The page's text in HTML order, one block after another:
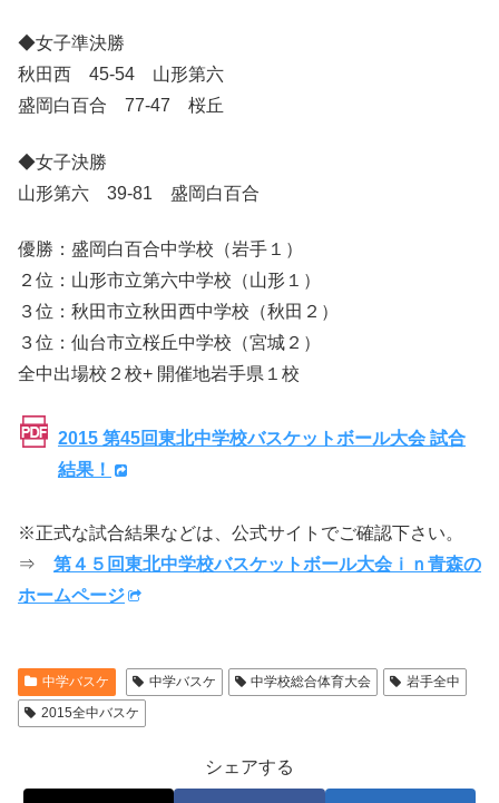
◆女子準決勝
秋田西 45-54 山形第六
盛岡白百合 77-47 桜丘
◆女子決勝
山形第六 39-81 盛岡白百合
優勝：盛岡白百合中学校（岩手１）
２位：山形市立第六中学校（山形１）
３位：秋田市立秋田西中学校（秋田２）
３位：仙台市立桜丘中学校（宮城２）
全中出場校２校+ 開催地岩手県１校
2015 第45回東北中学校バスケットボール大会 試合
結果！
※正式な試合結果などは、公式サイトでご確認下さい。
⇒ 第４５回東北中学校バスケットボール大会ｉｎ青森の
ホームページ
中学バスケ 中学バスケ 中学校総合体育大会
岩手全中
2015全中バスケ
シェアする